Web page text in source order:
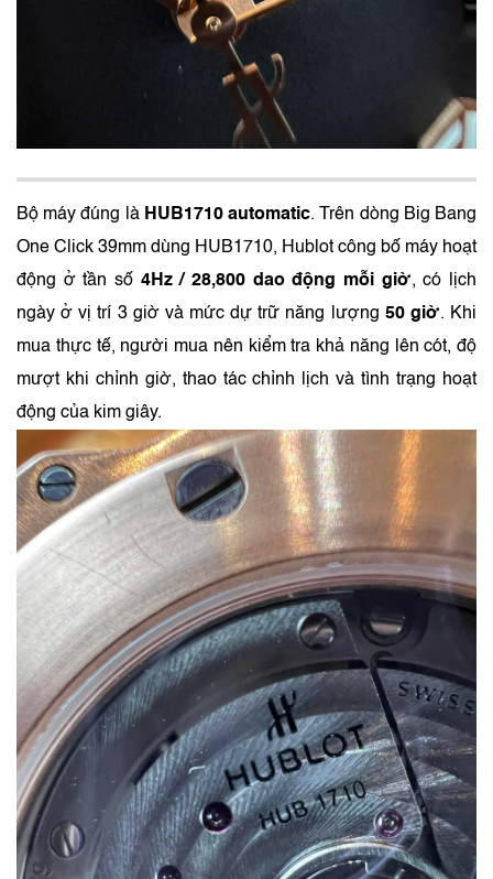
Bộ máy đúng là HUB1710 automatic. Trên dòng Big Bang
One Click 39mm dùng HUB1710, Hublot công bố máy hoạt
động ở tần số 4Hz / 28,800 dao động mỗi giờ, có lịch
ngày ở vị trí 3 giờ và mức dự trữ năng lượng 50 giờ. Khi
mua thực tế, người mua nên kiểm tra khả năng lên cót, độ
mượt khi chỉnh giờ, thao tác chỉnh lịch và tình trạng hoạt
động của kim giây.